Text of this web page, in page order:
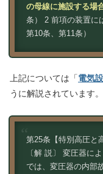
の母線に施設する場
条） 2 前項の装置に
第10条、第11条）
上記については「電気
うに解説されています。
第25条【特別高圧と
〔解 説〕 変圧器に
では、変圧器の内部